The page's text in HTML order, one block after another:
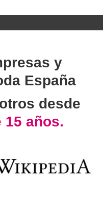
y
España
desde
15 años.